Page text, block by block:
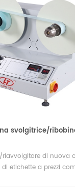
svolgitrice/
di nuova
etichette a prezzi